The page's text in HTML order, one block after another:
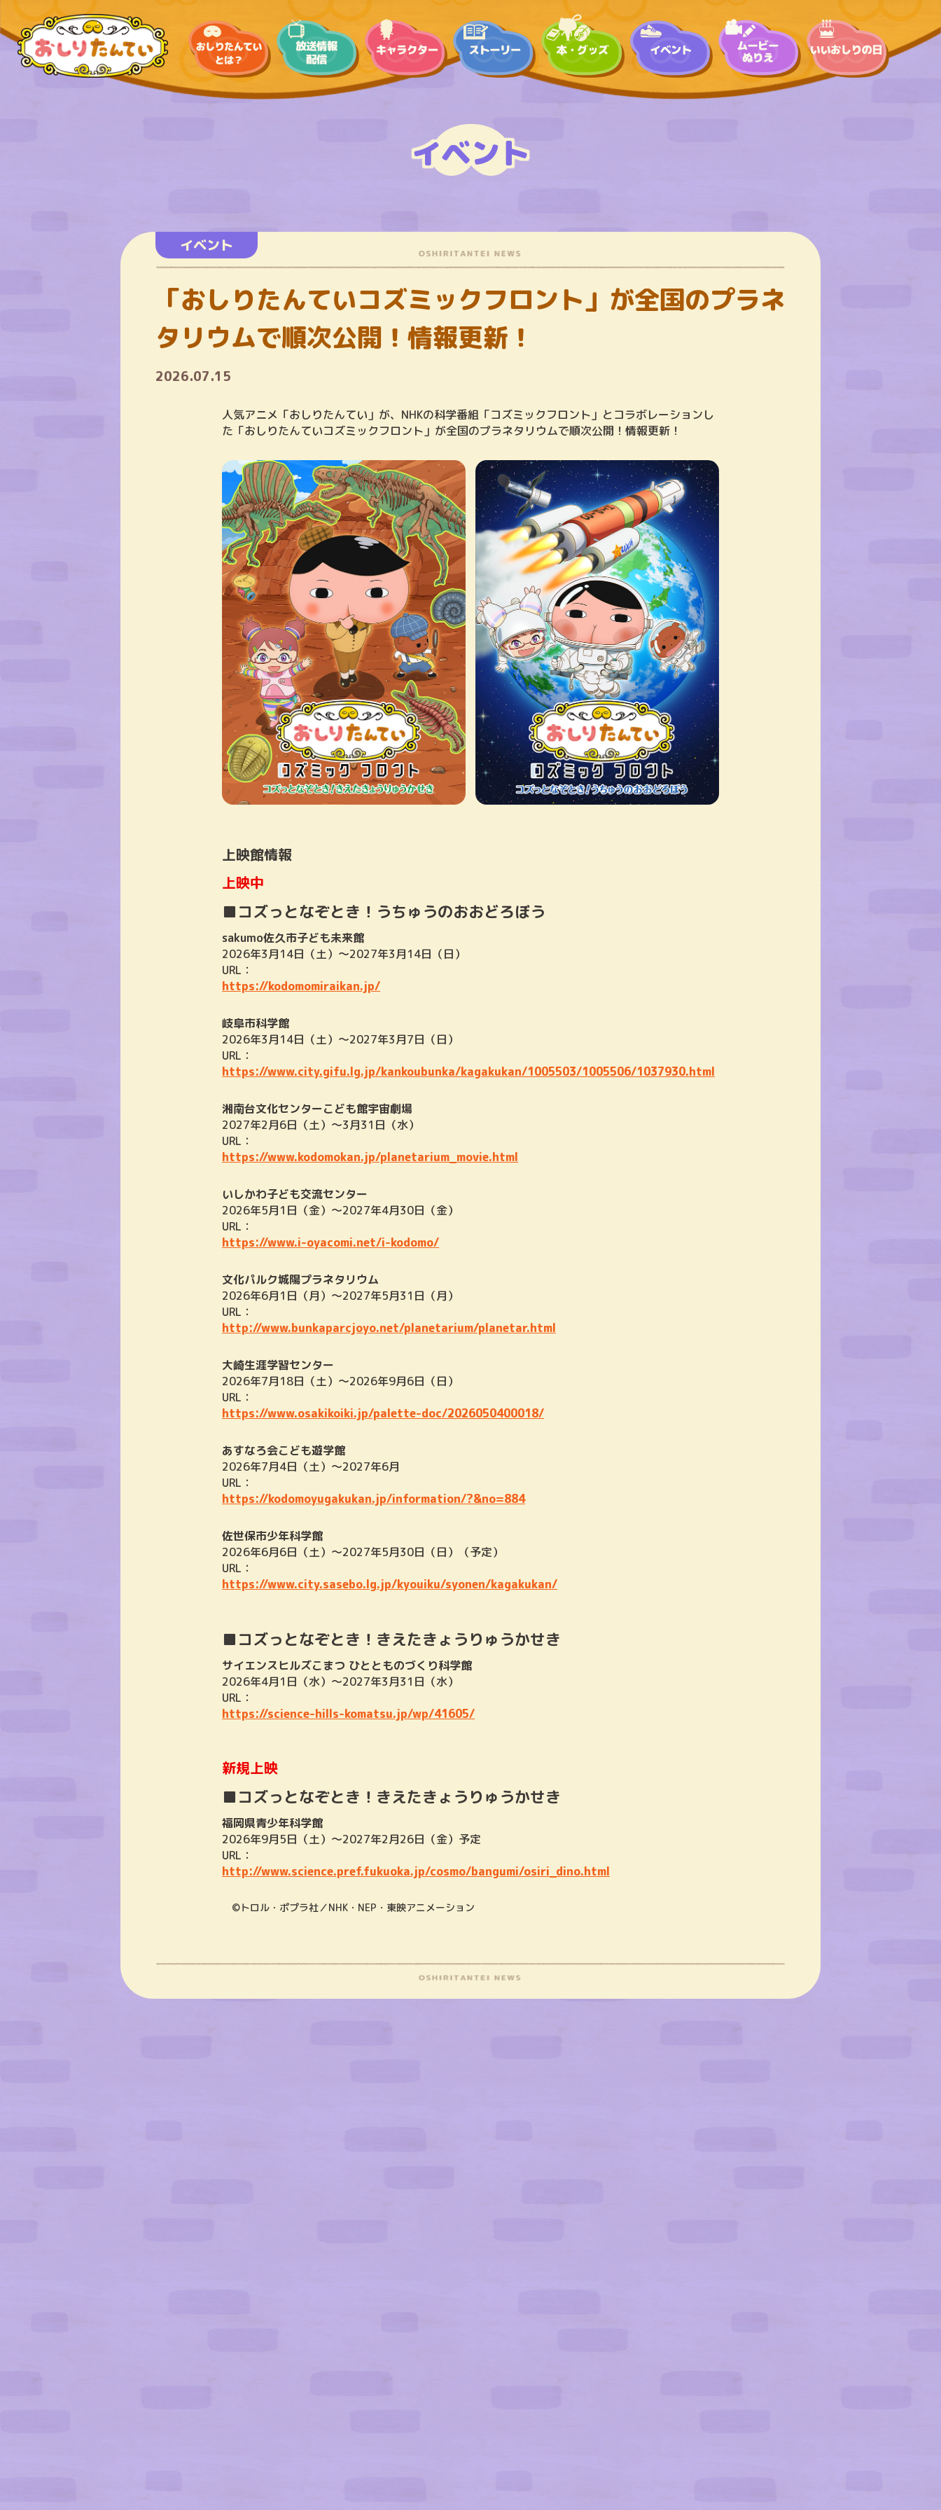
イベント
イベント
「おしりたんていコズミックフロント」が全国のプラネ
タリウムで順次公開！情報更新！
2026.07.15
人気アニメ「おしりたんてい」が、NHKの科学番組「コズミックフロント」とコラボレーションし
た「おしりたんていコズミックフロント」が全国のプラネタリウムで順次公開！情報更新！
上映館情報
上映中
■コズっとなぞとき！うちゅうのおおどろぼう
sakumo佐久市子ども未来館
2026年3月14日（土）～2027年3月14日（日）
URL：
https://kodomomiraikan.jp/
岐阜市科学館
2026年3月14日（土）～2027年3月7日（日）
URL：
https://www.city.gifu.lg.jp/kankoubunka/kagakukan/1005503/1005506/1037930.html
湘南台文化センターこども館宇宙劇場
2027年2月6日（土）～3月31日（水）
URL：
https://www.kodomokan.jp/planetarium_movie.html
いしかわ子ども交流センター
2026年5月1日（金）～2027年4月30日（金）
URL：
https://www.i-oyacomi.net/i-kodomo/
文化パルク城陽プラネタリウム
2026年6月1日（月）～2027年5月31日（月）
URL：
http://www.bunkaparcjoyo.net/planetarium/planetar.html
大崎生涯学習センター
2026年7月18日（土）～2026年9月6日（日）
URL：
https://www.osakikoiki.jp/palette-doc/2026050400018/
あすなろ会こども遊学館
2026年7月4日（土）～2027年6月
URL：
https://kodomoyugakukan.jp/information/?&no=884
佐世保市少年科学館
2026年6月6日（土）～2027年5月30日（日）（予定）
URL：
https://www.city.sasebo.lg.jp/kyouiku/syonen/kagakukan/
■コズっとなぞとき！きえたきょうりゅうかせき
サイエンスヒルズこまつ ひととものづくり科学館
2026年4月1日（水）～2027年3月31日（水）
URL：
https://science-hills-komatsu.jp/wp/41605/
新規上映
■コズっとなぞとき！きえたきょうりゅうかせき
福岡県青少年科学館
2026年9月5日（土）～2027年2月26日（金）予定
URL：
http://www.science.pref.fukuoka.jp/cosmo/bangumi/osiri_dino.html
©トロル・ポプラ社／NHK・NEP・東映アニメーション